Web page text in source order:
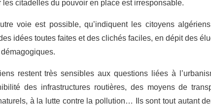
citadelles du pouvoir en place est irresponsable.
voie est possible, qu’indiquent les citoyens
idées toutes faites et des clichés faciles, en dépit des
restent très sensibles aux questions liées à
des infrastructures routières, des moyens de
à la lutte contre la pollution… Ils sont tout autant